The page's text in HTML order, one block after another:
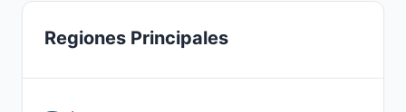
Regiones Principales